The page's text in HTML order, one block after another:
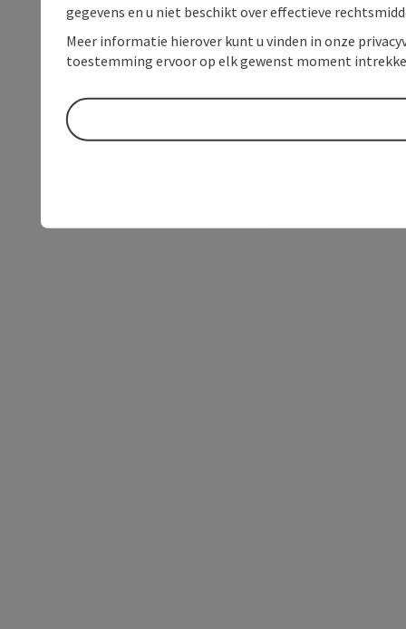
gegevens en u niet beschikt over effectieve
Meer informatie hierover kunt u vinden in onze
toestemming ervoor op elk gewenst moment